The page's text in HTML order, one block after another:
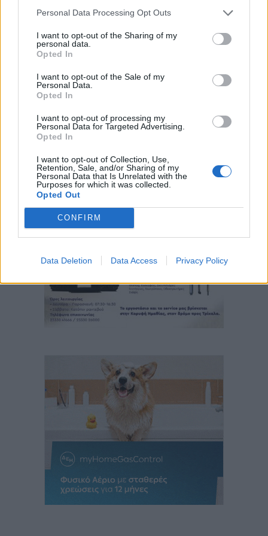
Personal Data Processing Opt Outs
I want to opt-out of the Sharing of my
personal data.
Opted In
I want to opt-out of the Sale of my
Personal Data.
Opted In
I want to opt-out of processing my
Personal Data for Targeted Advertising.
Opted In
I want to opt-out of Collection, Use,
Retention, Sale, and/or Sharing of my
Personal Data that Is Unrelated with the
Purposes for which it was collected.
Opted Out
CONFIRM
Data Deletion Data Access Privacy Policy